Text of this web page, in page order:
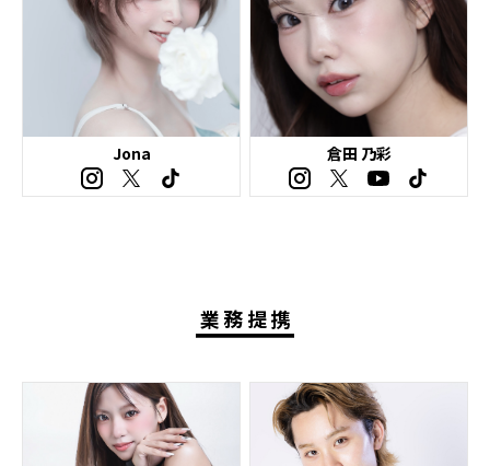
Jona 倉田 乃彩
業務提携